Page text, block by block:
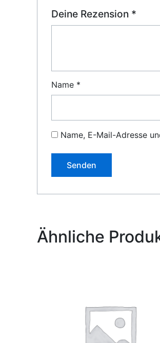
Deine Rezension *
Name *
Name, E-Mail-Adresse
Ähnliche